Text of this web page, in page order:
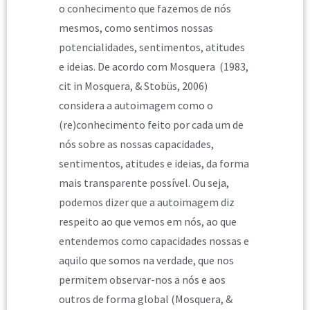
o conhecimento que fazemos de nós
mesmos, como sentimos nossas
potencialidades, sentimentos, atitudes
e ideias. De acordo com Mosquera (1983,
cit in Mosquera, & Stobüs, 2006)
considera a autoimagem como o
(re)conhecimento feito por cada um de
nós sobre as nossas capacidades,
sentimentos, atitudes e ideias, da forma
mais transparente possível. Ou seja,
podemos dizer que a autoimagem diz
respeito ao que vemos em nós, ao que
entendemos como capacidades nossas e
aquilo que somos na verdade, que nos
permitem observar-nos a nós e aos
outros de forma global (Mosquera, &